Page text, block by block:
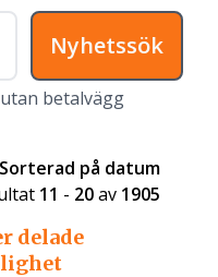
Nyhetssök
betalvägg
Sorterad på datum
11 - 20av 1905
delade